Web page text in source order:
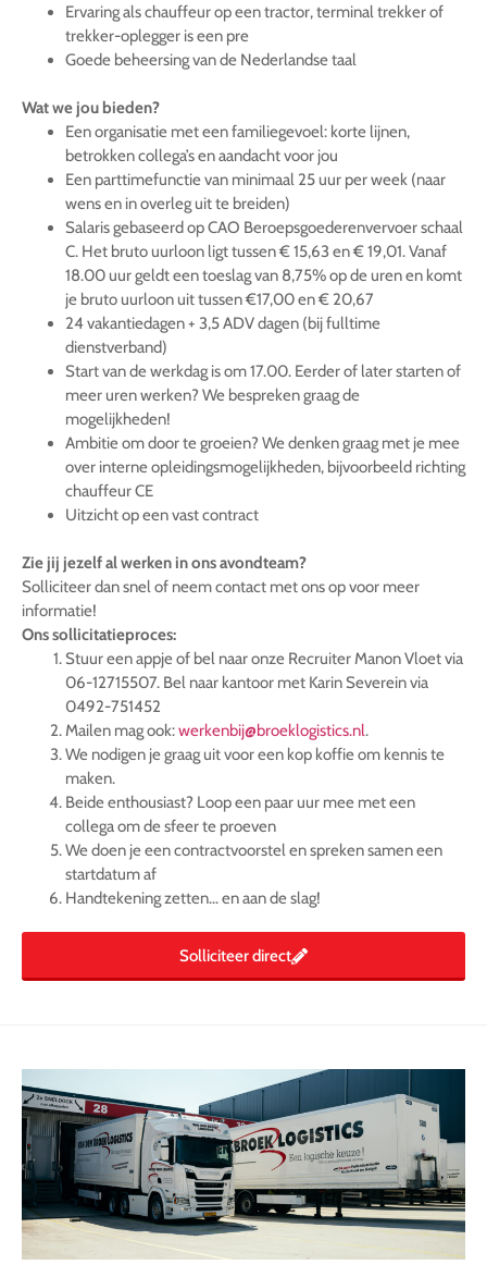
Ervaring als chauffeur op een tractor, terminal trekker of
trekker-oplegger is een pre
Goede beheersing van de Nederlandse taal
Wat we jou bieden?
Een organisatie met een familiegevoel: korte lijnen,
betrokken collega’s en aandacht voor jou
Een parttimefunctie van minimaal 25 uur per week (naar
wens en in overleg uit te breiden)
Salaris gebaseerd op CAO Beroepsgoederenvervoer schaal
C. Het bruto uurloon ligt tussen € 15,63 en € 19,01. Vanaf
18.00 uur geldt een toeslag van 8,75% op de uren en komt
je bruto uurloon uit tussen €17,00 en € 20,67
24 vakantiedagen + 3,5 ADV dagen (bij fulltime
dienstverband)
Start van de werkdag is om 17.00. Eerder of later starten of
meer uren werken? We bespreken graag de
mogelijkheden!
Ambitie om door te groeien? We denken graag met je mee
over interne opleidingsmogelijkheden, bijvoorbeeld richting
chauffeur CE
Uitzicht op een vast contract
Zie jij jezelf al werken in ons avondteam?
Solliciteer dan snel of neem contact met ons op voor meer
informatie!
Ons sollicitatieproces:
Stuur een appje of bel naar onze Recruiter Manon Vloet via
06-12715507. Bel naar kantoor met Karin Severein via
0492-751452
Mailen mag ook:werkenbij@broeklogistics.nl.
We nodigen je graag uit voor een kop koffie om kennis te
maken.
Beide enthousiast? Loop een paar uur mee met een
collega om de sfeer te proeven
We doen je een contractvoorstel en spreken samen een
startdatum af
Handtekening zetten… en aan de slag!
Solliciteer direct